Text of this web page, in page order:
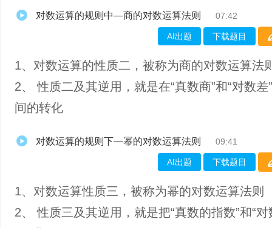
对数运算的规则中—商的对数运算法则 07:42
AI出题 下载题目
1、​对数运算的性质二，被称为商的对数运算法
2、 性质二及其逆用，就是在“真数商”和“对数差
间的转化
对数运算的规则下—幂的对数运算法则 09:41
AI出题 下载题目
1、​对数运算性质三，被称为幂的对数运算法则
2、 性质三及其逆用，就是把“真数的指数”和“